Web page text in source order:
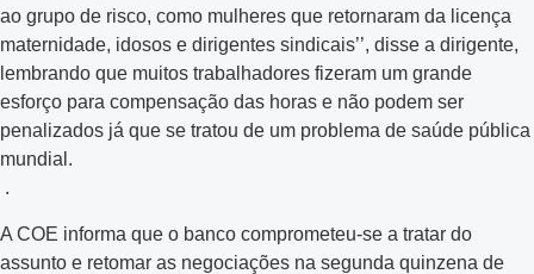
ao grupo de risco, como mulheres que retornaram da licença
maternidade, idosos e dirigentes sindicais’’, disse a dirigente,
lembrando que muitos trabalhadores fizeram um grande
esforço para compensação das horas e não podem ser
penalizados já que se tratou de um problema de saúde pública
mundial.
.
A COE informa que o banco comprometeu-se a tratar do
assunto e retomar as negociações na segunda quinzena de